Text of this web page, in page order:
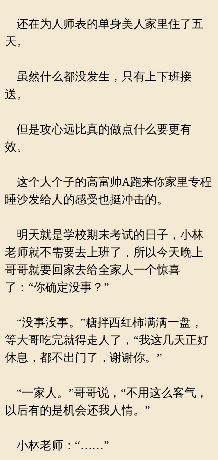
还在为人师表的单身美人家里住了五
天。
虽然什么都没发生，只有上下班接
送。
但是攻心远比真的做点什么要更有
效。
这个大个子的高富帅A跑来你家里专程
睡沙发给人的感受也挺冲击的。
明天就是学校期末考试的日子，小林
老师就不需要去上班了，所以今天晚上
哥哥就要回家去给全家人一个惊喜
了：“你确定没事？”
“没事没事。”糖拌西红柿满满一盘，
等大哥吃完就得走人了，“我这几天正好
休息，都不出门了，谢谢你。”
“一家人。”哥哥说，“不用这么客气，
以后有的是机会还我人情。”
小林老师：“……”